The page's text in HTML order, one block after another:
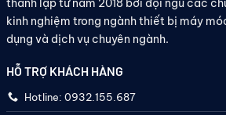
kinh nghiệm trong ngành thiết bị máy
dụng và dịch vụ chuyên ngành.
HỖ TRỢ KHÁCH HÀNG
Hotline: 0932.155.687